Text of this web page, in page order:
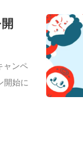
ャンペ
開始に